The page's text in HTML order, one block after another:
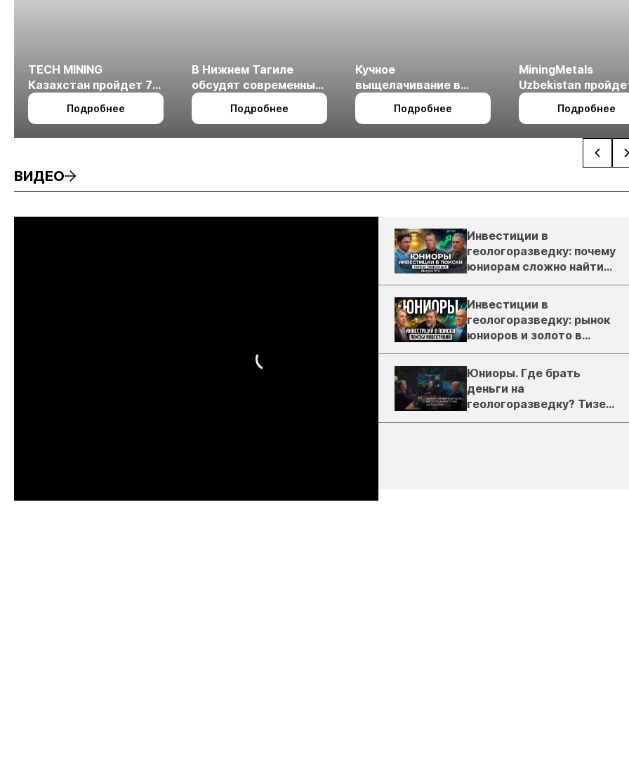
TECH MINING
Казахстан пройдет 7
октября в Алматы
Подробнее
В Нижнем Тагиле
обсудят современные
технологии
измельчения
Подробнее
Кучное
выщелачивание в
холодном климате
Подробнее
MiningMetals
Uzbekistan
27 по 29 октября в
Ташкент
Подробнее
ВИДЕО
Инвестиции в
геологоразведку: почему
юниорам сложно найти
деньги
Инвестиции в
геологоразведку: рынок
юниоров и золото в
России
Юниоры. Где брать
деньги на
геологоразведку? Тизер
подкаста ЗиТ №1